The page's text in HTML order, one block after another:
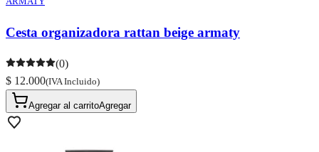
Cesta organizadora rattan beige armaty
(0)
$ 12.000(IVA Incluido)
Agregar al carritoAgregar